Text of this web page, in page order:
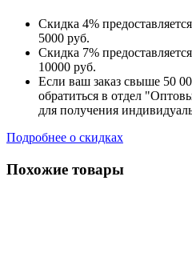
Скидка 4%
5000 руб.
Скидка 7%
10000 руб.
Если ваш заказ свыше 50
обратиться в отдел
для получения
Подробнее о скидках
Похожие товары